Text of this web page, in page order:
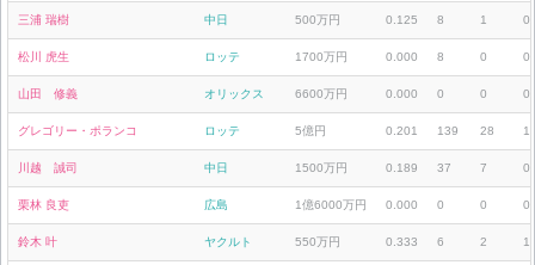
三浦 瑞樹 中日 500万円 0.125 8 1 0
松川 虎生 ロッテ 1700万円 0.000 8 0 0
山田 修義 オリックス 6600万円 0.000 0 0 0
グレゴリー・ポランコ ロッテ 5億円 0.201 139 28
川越 誠司 中日 1500万円 0.189 37 7 0
栗林 良吏 広島 1億6000万円 0.000 0 0 0
鈴木 叶 ヤクルト 550万円 0.333 6 2 1